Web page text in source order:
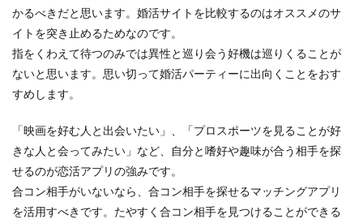
かるべきだと思います。婚活サイトを比較するのはオススメのサ
イトを突き止めるためなのです。
指をくわえて待つのみでは異性と巡り会う好機は巡りくることが
ないと思います。思い切って婚活パーティーに出向くことをおす
すめします。
「映画を好む人と出会いたい」、「プロスポーツを見ることが好
きな人と会ってみたい」など、自分と嗜好や趣味が合う相手を探
せるのが恋活アプリの強みです。
合コン相手がいないなら、合コン相手を探せるマッチングアプリ
を活用すべきです。たやすく合コン相手を見つけることができる